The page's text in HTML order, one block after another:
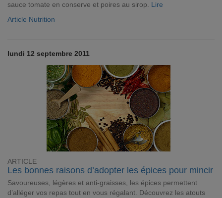
sauce tomate en conserve et poires au sirop. Lire
Article Nutrition
lundi 12 septembre 2011
ARTICLE
Les bonnes raisons d’adopter les épices pour mincir
Savoureuses, légères et anti-graisses, les épices permettent
d’alléger vos repas tout en vous régalant. Découvrez les atouts